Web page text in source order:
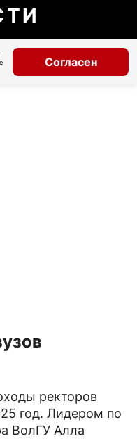
Согласен
ректоров
год. Лидером по
ВолГУ Алла